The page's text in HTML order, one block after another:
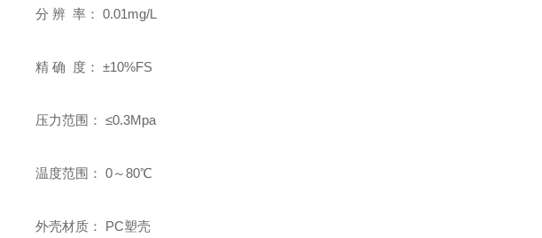
分 辨 率： 0.01mg/L
精 确 度： ±10%FS
压力范围： ≤0.3Mpa
温度范围： 0～80℃
外壳材质： PC塑壳